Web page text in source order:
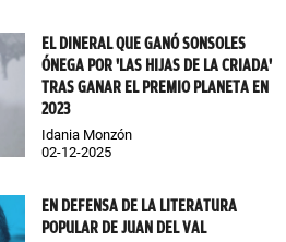
EL DINERAL QUE GANÓ SONSOLES
ÓNEGA POR 'LAS HIJAS DE LA CRIADA'
TRAS GANAR EL PREMIO PLANETA EN
2023
Idania Monzón
02-12-2025
EN DEFENSA DE LA LITERATURA
POPULAR DE JUAN DEL VAL